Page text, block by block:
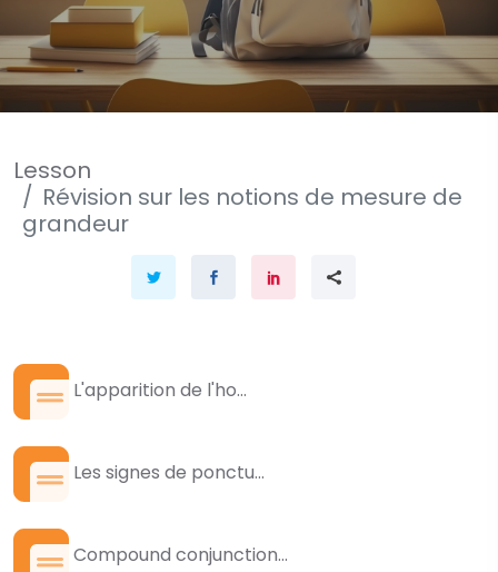
Lesson
Révision sur les notions de mesure de
grandeur
L'apparition de l'ho...
Les signes de ponctu...
Compound conjunction...